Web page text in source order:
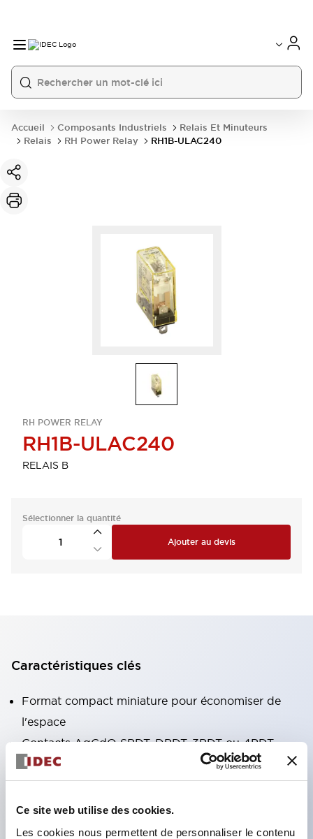
Ce site web utilise des cookies.
Les cookies nous permettent de personnaliser le contenu
Accueil Composants Industriels
Relais Et Minuteurs
Relais
RH Power Relay RH1B-ULAC240
RH POWER RELAY
RH1B-ULAC240
RELAIS B
Sélectionner la quantité
Ajouter au devis
Caractéristiques clés
Format compact miniature pour économiser de
l'espace
Contacts AgCdO SPDT, DPDT, 3PDT ou 4PDT
Haute capacité de commutation (10A)
Choix de bornes enfichables ou de type PCB
Options comprenant un voyant lumineux et un
bouton de vérification